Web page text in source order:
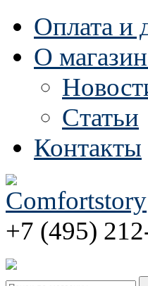
Оплата и
О
Статьи
Контакты
+7 (495)